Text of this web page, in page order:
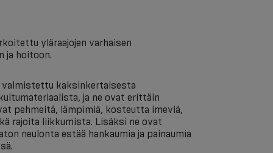
yläraajojen varhaisen
ja hoitoon.
kaksinkertaisesta
ja ne ovat erittäin
pehmeitä, lämpimiä, kosteutta imeviä,
rajoita liikkumista. Lisäksi ne ovat
neulonta estää hankaumia ja painaumia